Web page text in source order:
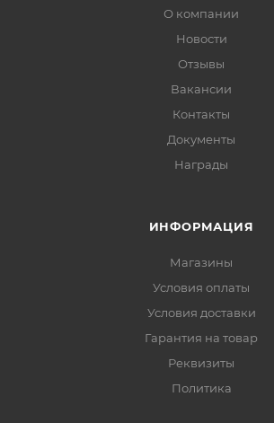
О компании
Новости
Отзывы
Вакансии
Контакты
Документы
Награды
ИНФОРМАЦИЯ
Магазины
Условия оплаты
Условия доставки
Гарантия на товар
Реквизиты
Политика